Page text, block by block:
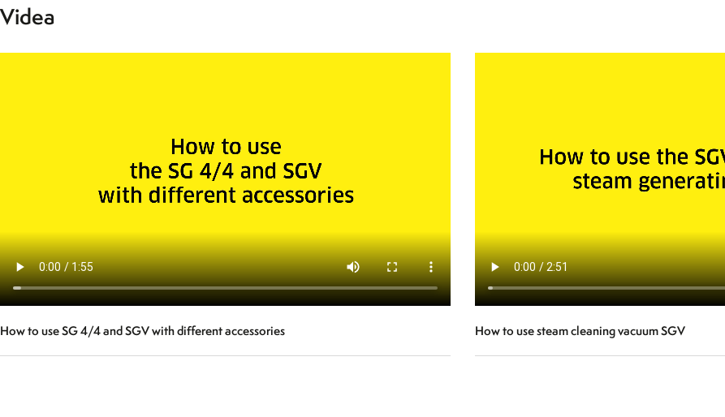
Videa
How to use SG 4/4 and SGV with different accessories How to use steam cleaning vacuum SGV